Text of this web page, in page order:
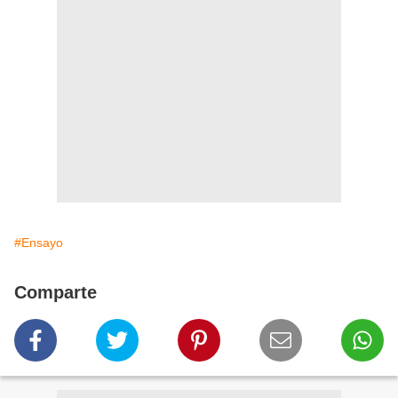
#Ensayo
Comparte